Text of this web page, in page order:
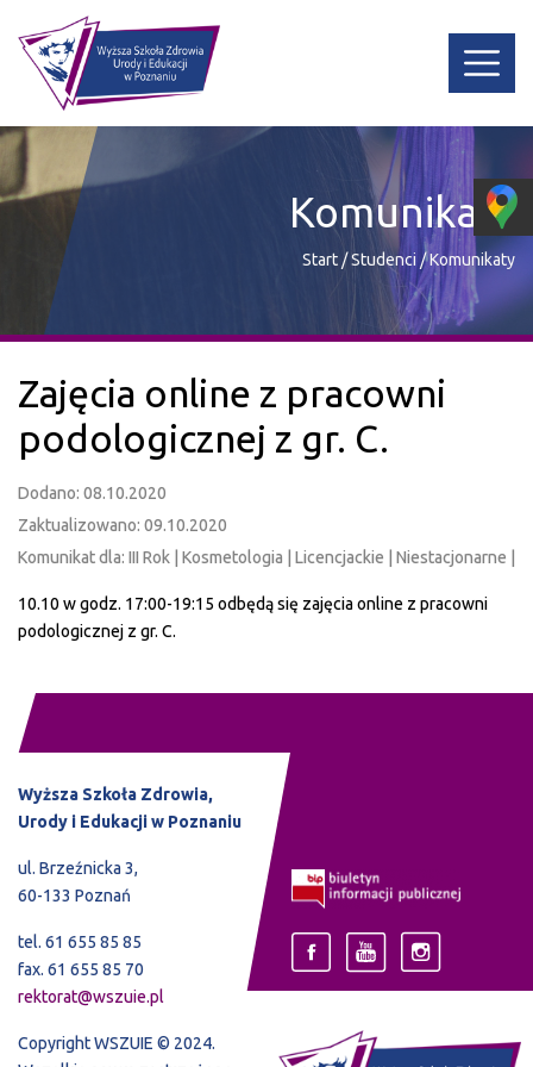
Komunikaty
Start/Studenci /Komunikaty
Zajęcia online z pracowni
podologicznej z gr. C.
Dodano: 08.10.2020
Zaktualizowano: 09.10.2020
Komunikat dla: III Rok | Kosmetologia | Licencjackie | Niestacjonarne |
10.10 w godz. 17:00-19:15 odbędą się zajęcia online z pracowni
podologicznej z gr. C.
Wyższa Szkoła Zdrowia,
Urody i Edukacji w Poznaniu
ul. Brzeźnicka 3,
60-133 Poznań
tel. 61 655 85 85
fax. 61 655 85 70
rektorat@wszuie.pl
Copyright WSZUIE © 2024.